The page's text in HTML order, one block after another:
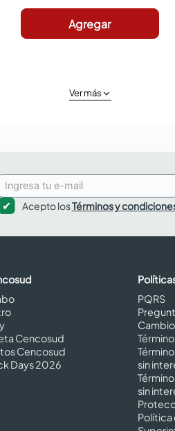
Agregar
Ver más
Acepto losTérminos y
Cencosud
Cencosud
Days 2026
PQRS
sin
sin
Política